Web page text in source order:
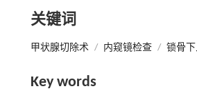
关键词
甲状腺切除术 / 内窥镜检查 / 锁骨
Key words